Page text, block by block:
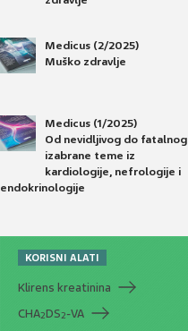
Medicus (2/2025)
Muško zdravlje
Medicus (1/2025)
Od nevidljivog do
izabrane teme iz
kardiologije, nefrologije i
endokrinologije
KORISNI ALATI
Klirens kreatinina
CHA2DS2-VA